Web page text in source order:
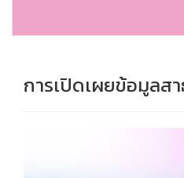
การเปิดเผยข้อมูลส